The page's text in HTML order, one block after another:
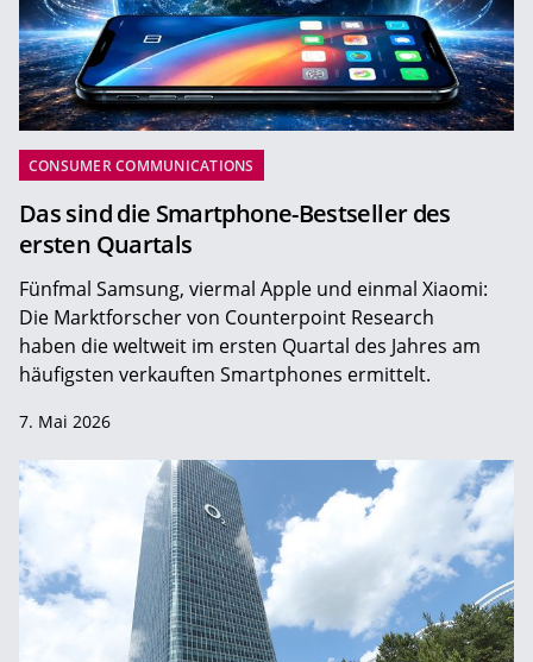
CONSUMER COMMUNICATIONS
Das sind die Smartphone-Bestseller des
ersten Quartals
Fünfmal Samsung, viermal Apple und einmal Xiaomi:
Die Marktforscher von Counterpoint Research
haben die weltweit im ersten Quartal des Jahres am
häufigsten verkauften Smartphones ermittelt.
7. Mai 2026